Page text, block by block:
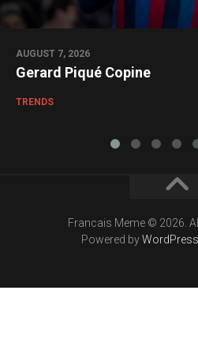
AUGUST 7, 2026
Gerard Piqué Copine
TRENDS
Francais Meme © 2026.
Powered byWordPress